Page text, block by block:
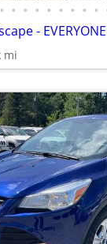
• • • • • • • • •
-
mi